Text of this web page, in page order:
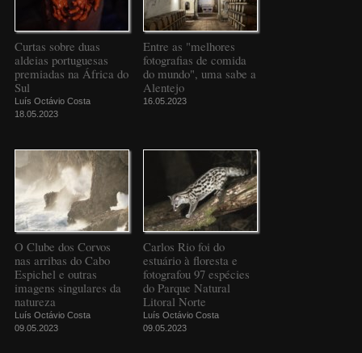
Curtas sobre duas
aldeias portuguesas
premiadas na África do
Sul
Luís Octávio Costa
18.05.2023
Entre as "melhores
fotografias de comida
do mundo", uma sabe a
Alentejo
16.05.2023
O Clube dos Corvos
nas arribas do Cabo
Espichel e outras
imagens singulares da
natureza
Luís Octávio Costa
09.05.2023
Carlos Rio foi do
estuário à floresta e
fotografou 97 espécies
do Parque Natural
Litoral Norte
Luís Octávio Costa
09.05.2023